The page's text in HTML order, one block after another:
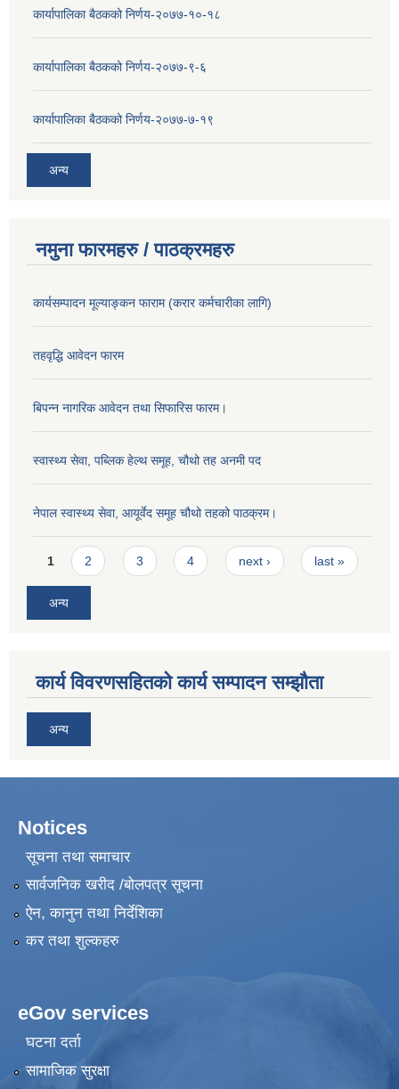
कार्यापालिका बैठकको निर्णय-२०७७-१०-१८
कार्यापालिका बैठकको निर्णय-२०७७-९-६
कार्यापालिका बैठकको निर्णय-२०७७-७-१९
अन्य
नमुना फारमहरु / पाठक्रमहरु
कार्यसम्पादन मूल्याङ्कन फाराम (करार कर्मचारीका लागि)
तहवृद्धि आवेदन फारम
बिपन्‍न नागरिक आवेदन तथा सिफारिस फारम।
स्वास्थ्य सेवा, पब्लिक हेल्‍थ समूह, चौथो तह अनमी पद
नेपाल स्वास्थ्य सेवा, आयूर्वेद समूह चौथो तहको पाठक्रम।
Pages
1 2 3 4 next › last »
अन्य
कार्य विवरणसहितको कार्य सम्पादन सम्झौता
अन्य
Notices
सूचना तथा समाचार
सार्वजनिक खरीद /बोलपत्र सूचना
ऐन, कानुन तथा निर्देशिका
कर तथा शुल्कहरु
eGov services
घटना दर्ता
सामाजिक सुरक्षा